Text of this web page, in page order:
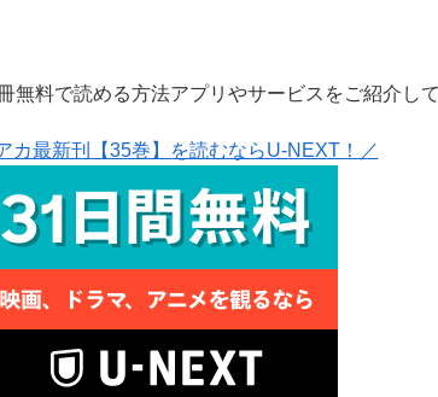
無料で読める方法アプリやサービスをご紹介し
カ最新刊【35巻】を読むならU-NEXT！／